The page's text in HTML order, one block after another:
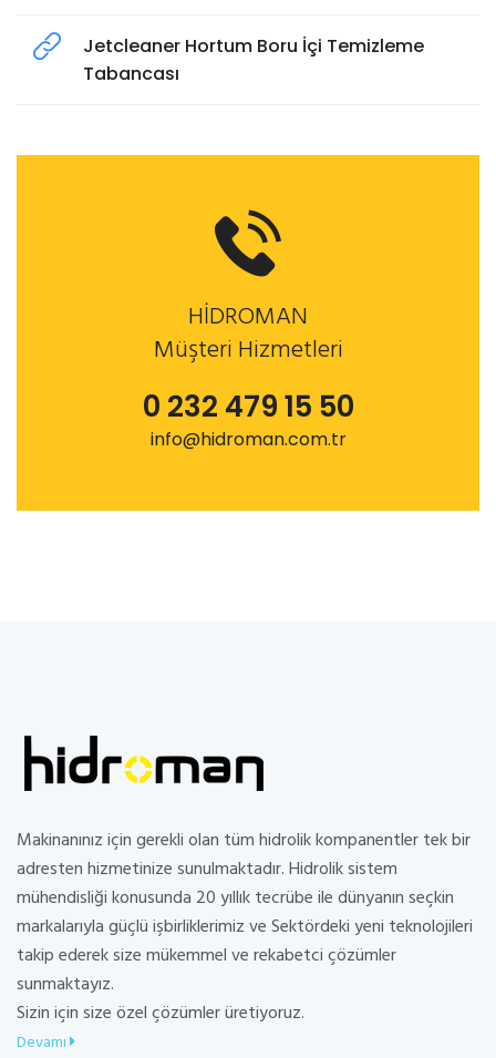
Jetcleaner Hortum Boru İçi Temizleme
Tabancası
HİDROMAN
Müşteri Hizmetleri
0 232 479 15 50
info@hidroman.com.tr
Makinanınız için gerekli olan tüm hidrolik kompanentler tek bir
adresten hizmetinize sunulmaktadır. Hidrolik sistem
mühendisliği konusunda 20 yıllık tecrübe ile dünyanın seçkin
markalarıyla güçlü işbirliklerimiz ve Sektördeki yeni teknolojileri
takip ederek size mükemmel ve rekabetci çözümler
sunmaktayız.
Sizin için size özel çözümler üretiyoruz.
Devamı